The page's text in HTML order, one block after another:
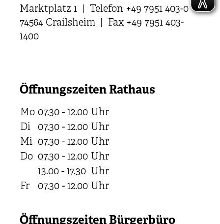
Marktplatz 1 | Telefon +49 7951 403-0
74564 Crailsheim | Fax +49 7951 403-
1400
Öffnungszeiten Rathaus
Mo 07.30 - 12.00 Uhr
Di
07.30 - 12.00 Uhr
Mi 07.30 - 12.00 Uhr
Do 07.30 - 12.00 Uhr
13.00 - 17.30 Uhr
Fr
07.30 - 12.00 Uhr
Öffnungszeiten Bürgerbüro